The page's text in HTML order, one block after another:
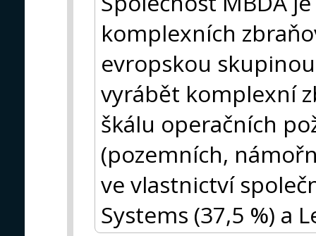
komplexních
evropskou
vyrábět komplexní
škálu operačních
(pozemních,
ve vlastnictví
Systems (37,5 %) a